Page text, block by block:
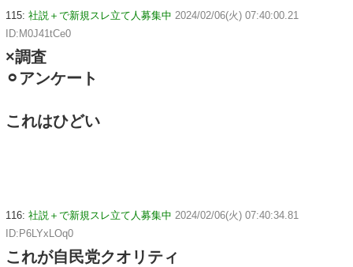
115: 社説＋で新規スレ立て人募集中 2024/02/06(火) 07:40:00.21
ID:M0J41tCe0
×調査
⚪︎アンケート
これはひどい
116: 社説＋で新規スレ立て人募集中 2024/02/06(火) 07:40:34.81
ID:P6LYxLOq0
これが自民党クオリティ